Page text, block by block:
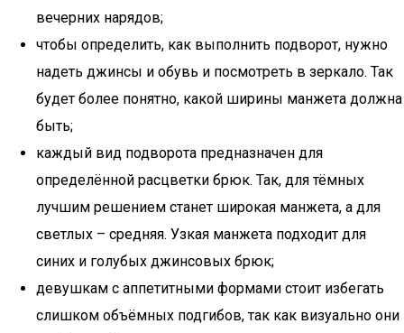
вечерних нарядов;
чтобы определить, как выполнить подворот, нужно
надеть джинсы и обувь и посмотреть в зеркало. Так
будет более понятно, какой ширины манжета должна
быть;
каждый вид подворота предназначен для
определённой расцветки брюк. Так, для тёмных
лучшим решением станет широкая манжета, а для
светлых – средняя. Узкая манжета подходит для
синих и голубых джинсовых брюк;
девушкам с аппетитными формами стоит избегать
слишком объёмных подгибов, так как визуально они